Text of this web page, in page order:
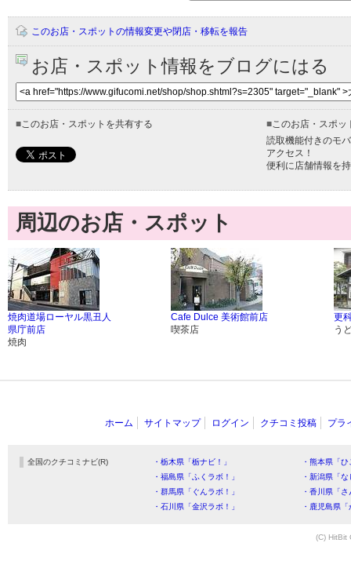
このお店・スポットの情報変更や閉店・移転を報告
お店・スポット情報をブログにはる
■このお店・スポットを共有する ■このお店・スポッ
読取機能付きのモ
アクセス！
便利に店舗情報を
周辺のお店・スポット
焼肉道場ローヤル黒丑人
県庁前店
焼肉
Cafe Dulce 美術館前店
喫茶店
更
う
ホーム サイトマップ ログイン クチコミ投稿 プラ
全国のクチコミナビ(R) ・栃木県「栃ナビ！」
・熊本県「
・福島県「ふくラボ！」
・新潟県「
・群馬県「ぐんラボ！」
・香川県「
・石川県「金沢ラボ！」
・鹿児島県
(C) HitBit